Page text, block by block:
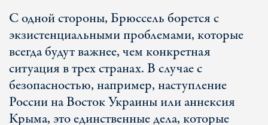
С одной стороны, Брюссель борется с
экзистенциальными проблемами, которые
всегда будут важнее, чем конкретная
ситуация в трех странах. В случае с
безопасностью, например, наступление
России на Восток Украины или аннексия
Крыма, это единственные дела, которые